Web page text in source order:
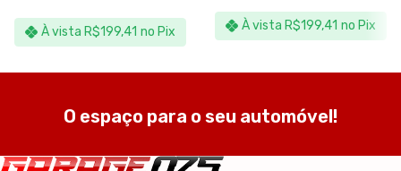
À vista R$199,41 no Pix À vista R$199,41 no Pix
O espaço para o seu automóvel!